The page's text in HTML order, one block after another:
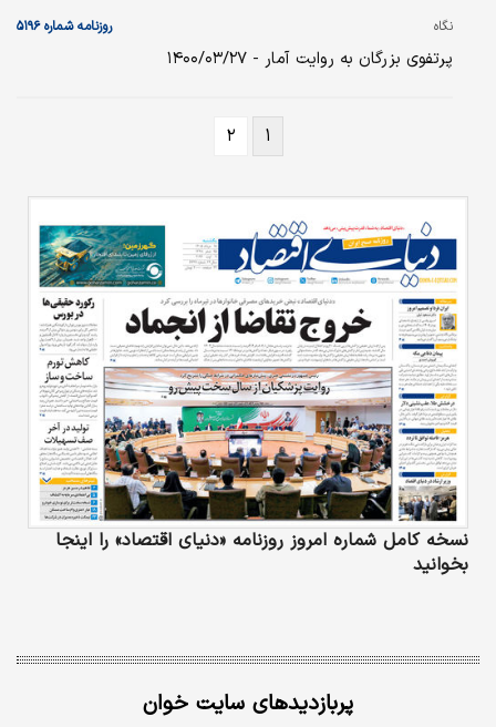
نگاه روزنامه شماره ۵۱۹۶
پرتفوی بزرگان به روایت آمار - ۱۴۰۰/۰۳/۲۷
۱ ۲
نسخه کامل شماره امروز روزنامه «دنیای‌ اقتصاد» را اینجا
بخوانید
پربازدیدهای سایت خوان